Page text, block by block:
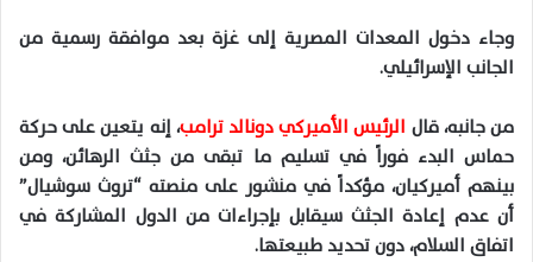
وجاء دخول المعدات المصرية إلى غزة بعد موافقة رسمية من
الجانب الإسرائيلي.
من جانبه، قال الرئيس الأميركي دونالد ترامب، إنه يتعين على حركة
حماس البدء فوراً في تسليم ما تبقى من جثث الرهائن، ومن
بينهم أميركيان، مؤكداً في منشور على منصته “تروث سوشيال”
أن عدم إعادة الجثث سيقابل بإجراءات من الدول المشاركة في
اتفاق السلام، دون تحديد طبيعتها.